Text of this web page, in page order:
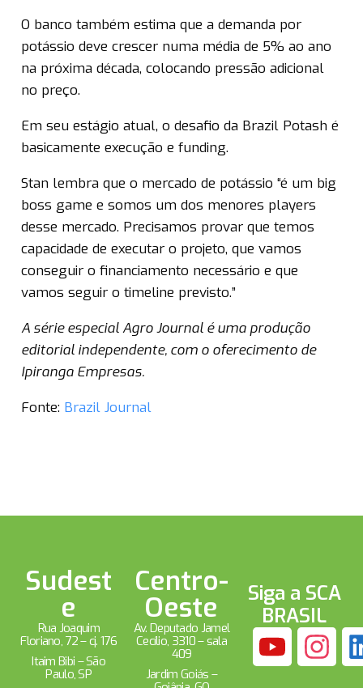
O banco também estima que a demanda por
potássio deve crescer numa média de 5% ao ano
na próxima década, colocando pressão adicional
no preço.
Em seu estágio atual, o desafio da Brazil Potash é
basicamente execução e funding.
Stan lembra que o mercado de potássio “é um big
boss game e somos um dos menores players
desse mercado. Precisamos provar que temos
capacidade de executar o projeto, que vamos
conseguir o financiamento necessário e que
vamos seguir o timeline previsto.”
A série especial Agro Journal é uma produção
editorial independente, com o oferecimento de
Ipiranga Empresas.
Fonte: Brazil Journal
Sudest
e
Rua Joaquim
Floriano, 72 – cj. 176
Itaim Bibi – São
Paulo, SP
Centro-
Oeste
Av. Deputado Jamel
Cecílio, 3310 – sala
409
Jardim Goiás –
Siga a SCA
BRASIL